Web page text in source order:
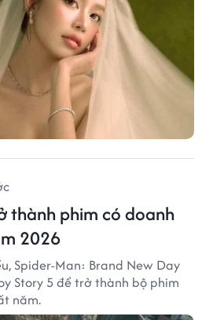
thành phim có doanh
2026
Spider-Man: Brand New Day
Story 5 để trở thành bộ phim
năm.